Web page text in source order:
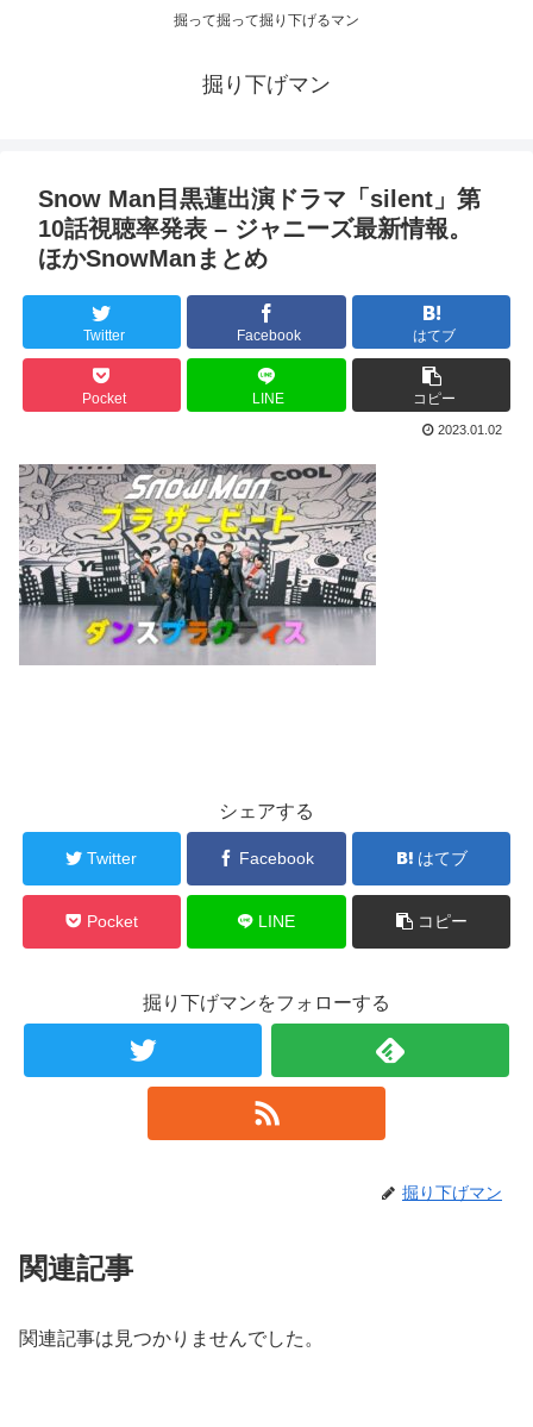
掘って掘って掘り下げるマン
掘り下げマン
Snow Man目黒蓮出演ドラマ「silent」第
10話視聴率発表 – ジャニーズ最新情報。
ほかSnowManまとめ
Twitter Facebook はてブ
Pocket LINE コピー
2023.01.02
シェアする
Twitter Facebook はてブ
Pocket LINE コピー
掘り下げマンをフォローする
掘り下げマン
関連記事
関連記事は見つかりませんでした。